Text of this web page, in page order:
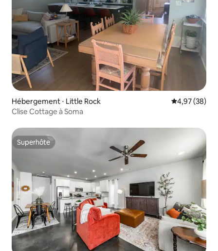
Hébergement ⋅ Little Rock Évaluation
4,97 (38)
Clise Cottage à Soma
Superhôte
Superhôte